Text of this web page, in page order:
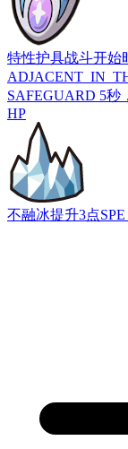
特性护具战斗开始
SAFEGUARD 5秒
HP
不融冰提升3点